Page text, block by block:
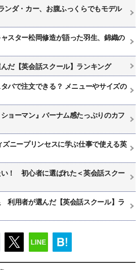
ンダ・カー、お腹ふっくらでもモデル
スター松岡修造が語った羽生、錦織の
だ【英会話スクール】ランキング
バで注文できる？ メニューやサイズの
ョーマン』バーナム感たっぷりのカフ
ニープリンセスに学ぶ仕事で使える英
！ 初心者に選ばれた＜英会話スクー
利用者が選んだ【英会話スクール】ラ